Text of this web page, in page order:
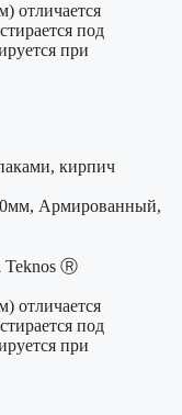
отличается
под
при
кирпич
Армированный,
Teknos Ⓡ
отличается
под
при